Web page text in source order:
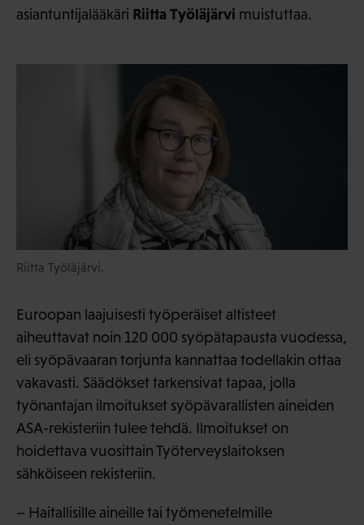
asiantuntijalääkäri Riitta Työläjärvi muistuttaa.
Riitta Työläjärvi.
Euroopan laajuisesti työperäiset altisteet
aiheuttavat noin 120 000 syöpätapausta vuodessa,
eli syöpävaaran torjunta kannattaa todellakin ottaa
vakavasti. Säädökset tarkensivat tapaa, jolla
työnantajan ilmoitukset syöpävarallisten aineiden
ASA-rekisteriin tulee tehdä. Ilmoitukset on
hoidettava vuosittain Työterveyslaitoksen
sähköiseen rekisteriin.
– Haitallisille aineille tai työmenetelmille